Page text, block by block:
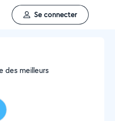
Se connecter
des meilleurs